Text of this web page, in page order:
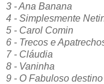
3 - Ana Banana
4 - Simplesmente
5 - Carol Comin
6 - Trecos e
7 - Cláudia
8 - Vaninha
9 - O Fabuloso